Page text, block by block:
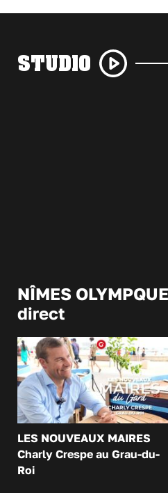
STUDIO
NÎMES
direct
LES NOUVEAUX MAIRES
Charly Crespe au Grau-du-
Roi